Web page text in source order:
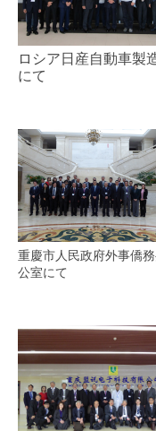
ロシア日産自動車製
にて
重慶市人民政府外事僑
公室にて